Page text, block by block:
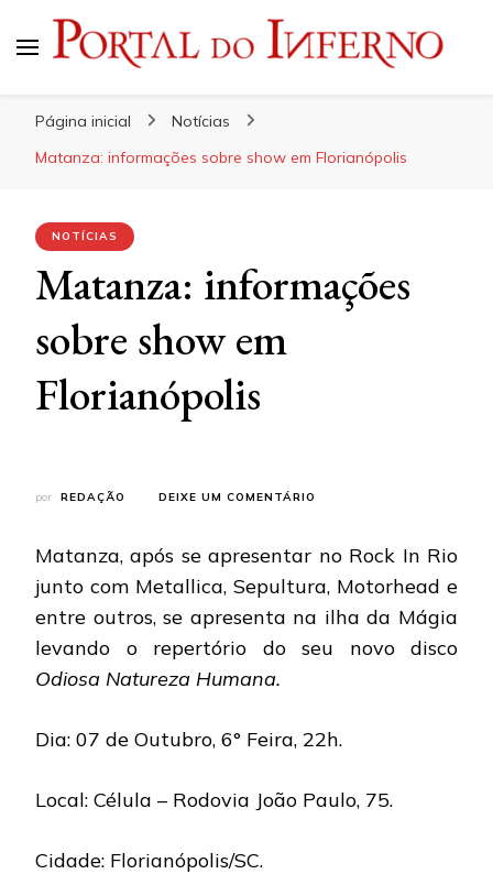
Página inicial
Notícias
Matanza: informações sobre show em Florianópolis
NOTÍCIAS
Matanza: informações
sobre show em
Florianópolis
por REDAÇÃO DEIXE UM COMENTÁRIO
SOBRE
EM
FLORIANÓPOLIS
Matanza, após se apresentar no Rock In Rio
junto com Metallica, Sepultura, Motorhead e
entre outros, se apresenta na ilha da Mágia
levando o repertório do seu novo disco
Odiosa Natureza Humana.
Dia: 07 de Outubro, 6° Feira, 22h.
Local: Célula – Rodovia João Paulo, 75.
Cidade: Florianópolis/SC.